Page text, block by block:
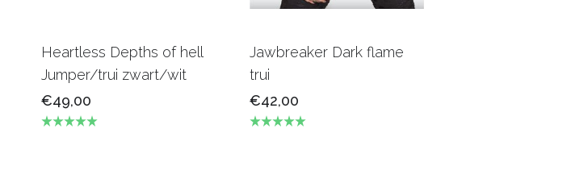
Heartless Depths of hell
Jumper/trui zwart/wit
€49,00
Jawbreaker Dark flame
trui
€42,00